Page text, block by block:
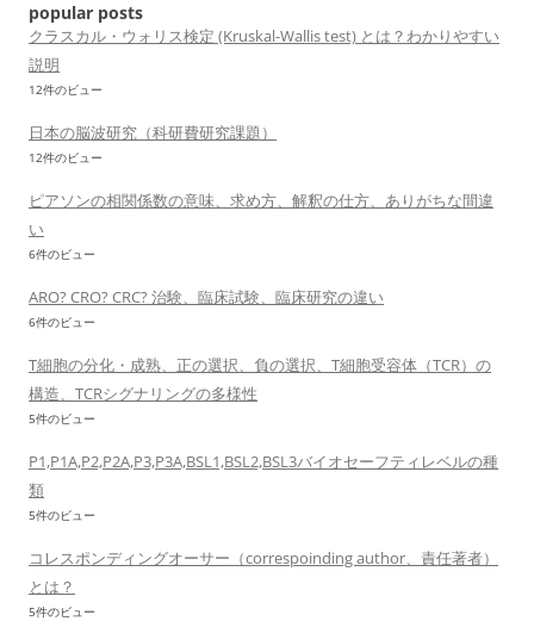
popular posts
クラスカル・ウォリス検定 (Kruskal-Wallis test) とは？わかりやすい
説明
12件のビュー
日本の脳波研究（科研費研究課題）
12件のビュー
ピアソンの相関係数の意味、求め方、解釈の仕方、ありがちな間違
い
6件のビュー
ARO? CRO? CRC? 治験、臨床試験、臨床研究の違い
6件のビュー
T細胞の分化・成熟、正の選択、負の選択、T細胞受容体（TCR）の
構造、TCRシグナリングの多様性
5件のビュー
P1,P1A,P2,P2A,P3,P3A,BSL1,BSL2,BSL3バイオセーフティレベルの種
類
5件のビュー
コレスポンディングオーサー（correspoinding author、責任著者）
とは？
5件のビュー